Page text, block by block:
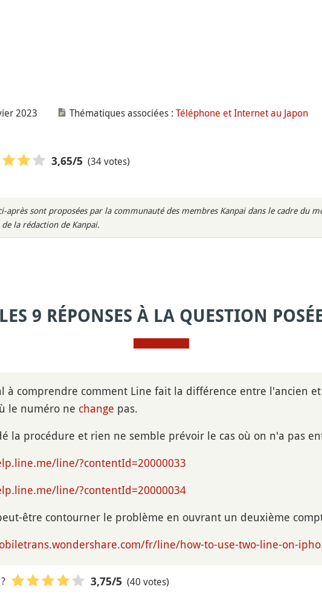
2023 Thématiques associées : Téléphone et Internet au Japon
3,65/5 (34 votes)
après sont proposées par la communauté des membres Kanpai dans le cadre du
la rédaction de Kanpai.
LES 9 RÉPONSES À LA QUESTION
à comprendre comment Line fait la différence entre l'ancien
le numéro ne change pas.
la procédure et rien ne semble prévoir le cas où on n'a pas
line/?contentId=20000033
line/?contentId=20000034
être contourner le problème en ouvrant un deuxième
fr/line/how-to-use-two-line-on-
3,75/5 (40 votes)